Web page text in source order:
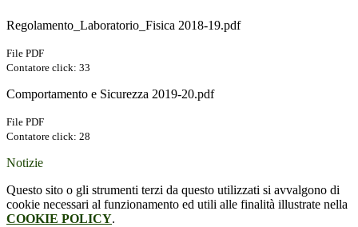
Regolamento_Laboratorio_Fisica 2018-19.pdf
File PDF
Contatore click: 33
Comportamento e Sicurezza 2019-20.pdf
File PDF
Contatore click: 28
Notizie
Questo sito o gli strumenti terzi da questo utilizzati si avvalgono di
cookie necessari al funzionamento ed utili alle finalità illustrate nella
COOKIE POLICY.